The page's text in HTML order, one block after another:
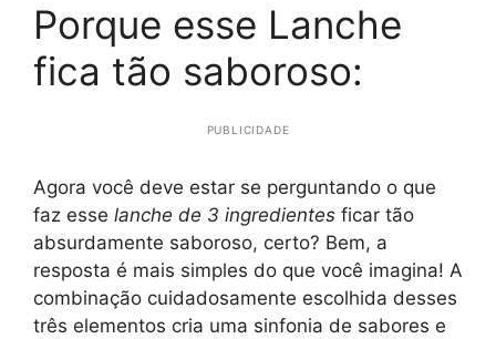
Porque esse Lanche
fica tão saboroso:
PUBLICIDADE
Agora você deve estar se perguntando o que
faz esse lanche de 3 ingredientes ficar tão
absurdamente saboroso, certo? Bem, a
resposta é mais simples do que você imagina! A
combinação cuidadosamente escolhida desses
três elementos cria uma sinfonia de sabores e